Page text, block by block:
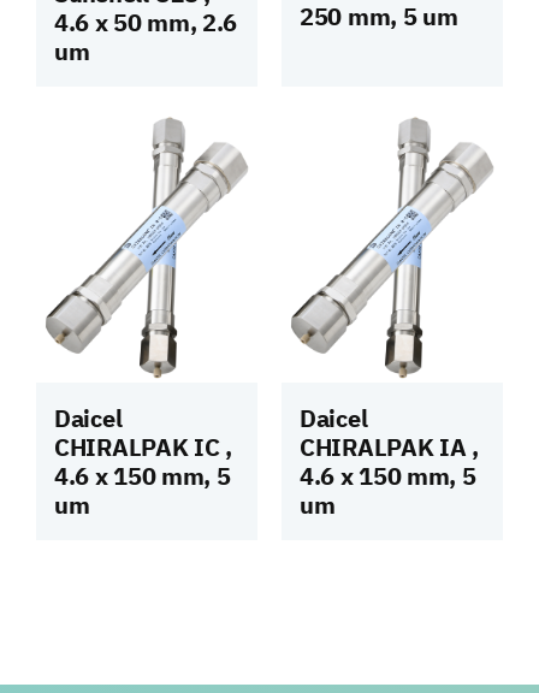
4.6 x 50 mm, 2.6
um
250 mm, 5 um
Daicel
CHIRALPAK IC ,
4.6 x 150 mm, 5
um
Daicel
CHIRALPAK IA ,
4.6 x 150 mm, 5
um